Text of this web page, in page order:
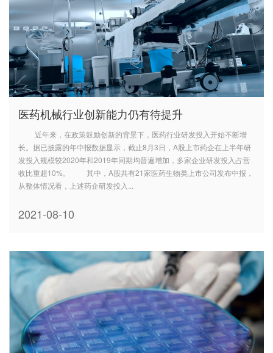
医药机械行业创新能力仍有待提升
近年来，在政策鼓励创新的背景下，医药行业研发投入开始不断增
长。据已披露的年中报数据显示，截止8月3日，A股上市药企在上半年研
发投入规模较2020年和2019年同期均普遍增加，多家企业研发投入占营
收比重超10%。 其中，A股共有21家医药生物类上市公司发布中报，
从整体情况看，上述药企研发投入...
2021-08-10